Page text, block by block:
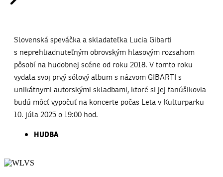
Slovenská speváčka a skladateľka Lucia Gibarti
s neprehliadnuteľným obrovským hlasovým rozsahom
pôsobí na hudobnej scéne od roku 2018. V tomto roku
vydala svoj prvý sólový album s názvom GIBARTI s
unikátnymi autorskými skladbami, ktoré si jej fanúšikovia
budú môcť vypočuť na koncerte počas Leta v Kulturparku
10. júla 2025 o 19:00 hod.
HUDBA